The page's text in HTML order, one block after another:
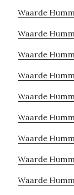
Waarde
Waarde
Waarde
Waarde
Waarde
Waarde
Waarde
Waarde
Waarde